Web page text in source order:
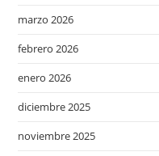
marzo 2026
febrero 2026
enero 2026
diciembre 2025
noviembre 2025